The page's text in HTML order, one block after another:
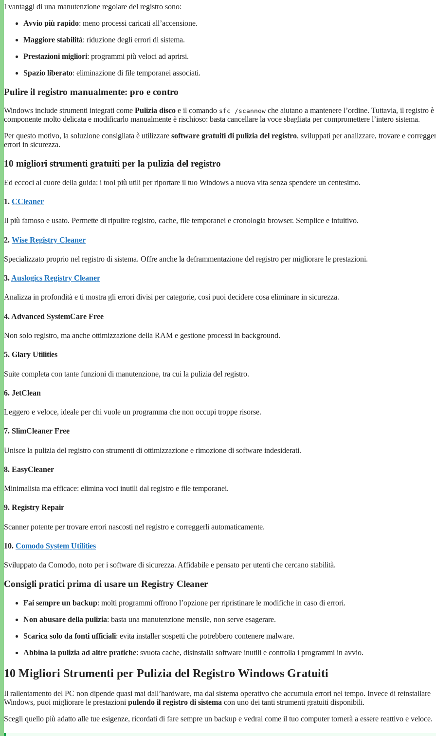
I vantaggi di una manutenzione regolare del registro sono:
Avvio più rapido: meno processi caricati all’accensione.
Maggiore stabilità: riduzione degli errori di sistema.
Prestazioni migliori: programmi più veloci ad aprirsi.
Spazio liberato: eliminazione di file temporanei associati.
Pulire il registro manualmente: pro e contro
Windows include strumenti integrati come Pulizia disco e il comando sfc /scannow che aiutano a mantenere l’ordine. Tuttavia, il registro è
componente molto delicata e modificarlo manualmente è rischioso: basta cancellare la voce sbagliata per compromettere l’intero sistema.
Per questo motivo, la soluzione consigliata è utilizzare software gratuiti di pulizia del registro, sviluppati per analizzare, trovare e
errori in sicurezza.
10 migliori strumenti gratuiti per la pulizia del registro
Ed eccoci al cuore della guida: i tool più utili per riportare il tuo Windows a nuova vita senza spendere un centesimo.
1. CCleaner
Il più famoso e usato. Permette di ripulire registro, cache, file temporanei e cronologia browser. Semplice e intuitivo.
2. Wise Registry Cleaner
Specializzato proprio nel registro di sistema. Offre anche la deframmentazione del registro per migliorare le prestazioni.
3. Auslogics Registry Cleaner
Analizza in profondità e ti mostra gli errori divisi per categorie, così puoi decidere cosa eliminare in sicurezza.
4. Advanced SystemCare Free
Non solo registro, ma anche ottimizzazione della RAM e gestione processi in background.
5. Glary Utilities
Suite completa con tante funzioni di manutenzione, tra cui la pulizia del registro.
6. JetClean
Leggero e veloce, ideale per chi vuole un programma che non occupi troppe risorse.
7. SlimCleaner Free
Unisce la pulizia del registro con strumenti di ottimizzazione e rimozione di software indesiderati.
8. EasyCleaner
Minimalista ma efficace: elimina voci inutili dal registro e file temporanei.
9. Registry Repair
Scanner potente per trovare errori nascosti nel registro e correggerli automaticamente.
10. Comodo System Utilities
Sviluppato da Comodo, noto per i software di sicurezza. Affidabile e pensato per utenti che cercano stabilità.
Consigli pratici prima di usare un Registry Cleaner
Fai sempre un backup: molti programmi offrono l’opzione per ripristinare le modifiche in caso di errori.
Non abusare della pulizia: basta una manutenzione mensile, non serve esagerare.
Scarica solo da fonti ufficiali: evita installer sospetti che potrebbero contenere malware.
Abbina la pulizia ad altre pratiche: svuota cache, disinstalla software inutili e controlla i programmi in avvio.
10 Migliori Strumenti per Pulizia del Registro Windows Gratuiti
Il rallentamento del PC non dipende quasi mai dall’hardware, ma dal sistema operativo che accumula errori nel tempo. Invece di reinstallare
Windows, puoi migliorare le prestazioni pulendo il registro di sistema con uno dei tanti strumenti gratuiti disponibili.
Scegli quello più adatto alle tue esigenze, ricordati di fare sempre un backup e vedrai come il tuo computer tornerà a essere reattivo e veloce.